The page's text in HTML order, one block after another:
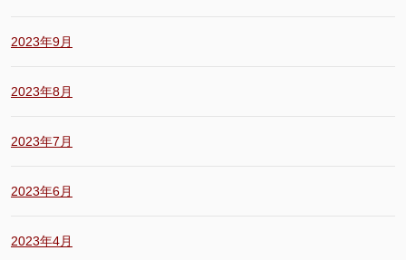
2023年9月
2023年8月
2023年7月
2023年6月
2023年4月